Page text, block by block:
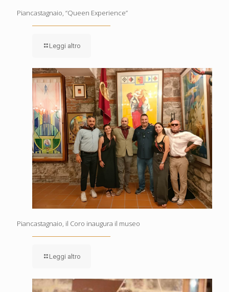
Piancastagnaio, “Queen Experience”
Leggi altro
Piancastagnaio, il Coro inaugura il museo
Leggi altro